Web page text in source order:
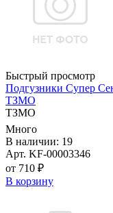
Быстрый просмотр
Подгузники Супер
ТЗМО
ТЗМО
Много
В наличии: 19
Арт. KF-00003346
от 710 ₽
В корзину